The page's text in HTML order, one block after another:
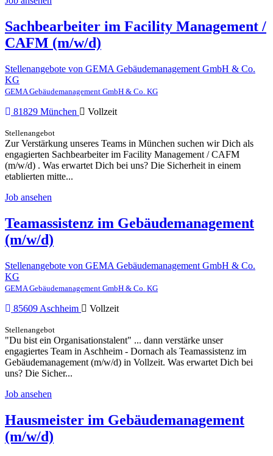
Sachbearbeiter im Facility Management /
CAFM (m/w/d)
Stellenangebote von GEMA Gebäudemanagement GmbH & Co.
KG
GEMA Gebäudemanagement GmbH & Co. KG
81829 München Vollzeit
Stellenangebot
Zur Verstärkung unseres Teams in München suchen wir Dich als
engagierten Sachbearbeiter im Facility Management / CAFM
(m/w/d) . Was erwartet Dich bei uns? Die Sicherheit in einem
etablierten mitte...
Job ansehen
Teamassistenz im Gebäudemanagement
(m/w/d)
Stellenangebote von GEMA Gebäudemanagement GmbH & Co.
KG
GEMA Gebäudemanagement GmbH & Co. KG
85609 Aschheim Vollzeit
Stellenangebot
"Du bist ein Organisationstalent" ... dann verstärke unser
engagiertes Team in Aschheim - Dornach als Teamassistenz im
Gebäudemanagement (m/w/d) in Vollzeit. Was erwartet Dich bei
uns? Die Sicher...
Job ansehen
Hausmeister im Gebäudemanagement
(m/w/d)